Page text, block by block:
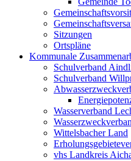
Sitzungen
Ortspläne
Kommunale
Schulverband
Schulverband
Wasserverband
Wittelsbacher Land
vhs Landkreis